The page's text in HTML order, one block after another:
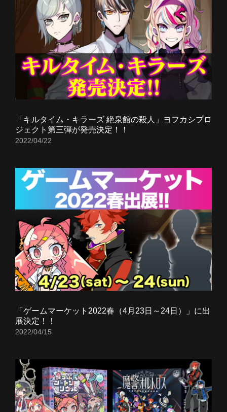
「キルタイム・キラーズ 絶泉館の殺人」ヨフカシプロ
ジェクト第三弾が発売決定！！
2022/04/22
「ゲームマーケット2022春（4月23日～24日）」に出
展決定！！
2022/04/15